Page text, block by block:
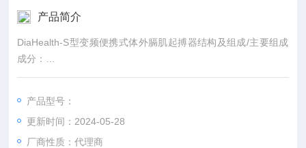
产品简介
DiaHealth-S型变频便携式体外膈肌起搏器结构及组成/主要组成
成分：
主要结构是由控制器和电极组成。
产品型号：
更新时间：2024-05-28
厂商性质：代理商